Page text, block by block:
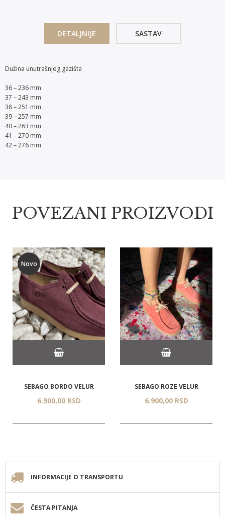
DETALJNIJE SASTAV
Dužina unutrašnjeg gazišta
36 – 236 mm
37 – 243 mm
38 – 251 mm
39 – 257 mm
40 – 263 mm
41 – 270 mm
42 – 276 mm
POVEZANI PROIZVODI
Novo
SEBAGO BORDO VELUR
6.900,00 RSD
SEBAGO ROZE VELUR
6.900,00 RSD
INFORMACIJE O TRANSPORTU
ČESTA PITANJA